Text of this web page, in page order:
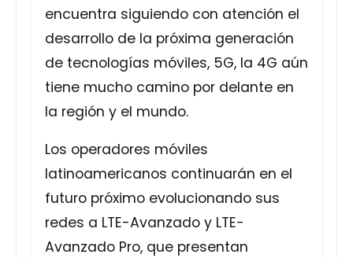
encuentra siguiendo con atención el
desarrollo de la próxima generación
de tecnologías móviles, 5G, la 4G aún
tiene mucho camino por delante en
la región y el mundo.
Los operadores móviles
latinoamericanos continuarán en el
futuro próximo evolucionando sus
redes a LTE-Avanzado y LTE-
Avanzado Pro, que presentan